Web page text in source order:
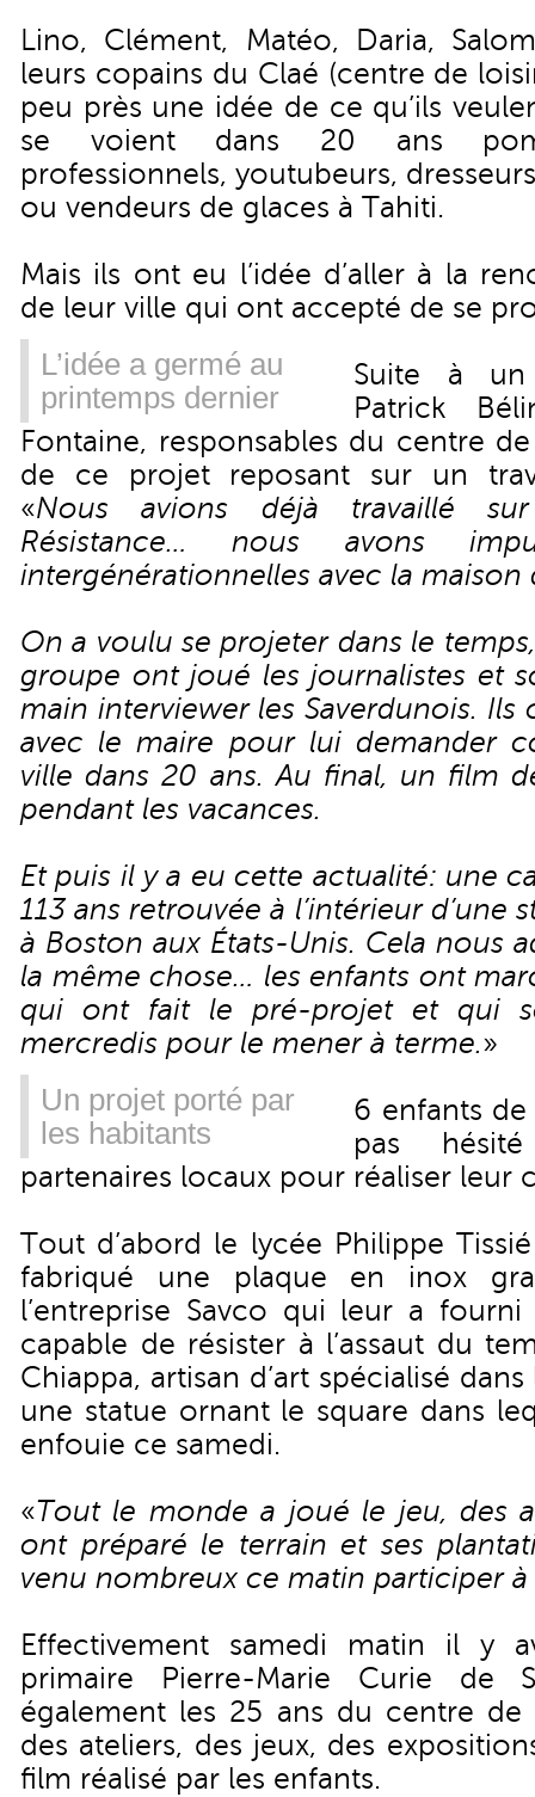
Lino, Clément, Matéo, Daria,
leurs copains du Claé (centre de
peu près une idée de ce qu’ils
se voient dans 20 ans
professionnels, youtubeurs,
ou vendeurs de glaces à Tahiti.
Mais ils ont eu l’idée d’aller à la
de leur ville qui ont accepté de se
L’idée a germé au
printemps dernier
Suite à un
Patrick
Fontaine, responsables du centre
de ce projet reposant sur un
«Nous avions déjà travaillé
Résistance… nous avons
intergénérationnelles avec la maison
On a voulu se projeter dans le
groupe ont joué les journalistes et
main interviewer les Saverdunois.
avec le maire pour lui demander
ville dans 20 ans. Au final, un film
pendant les vacances.
Et puis il y a eu cette actualité: une
113 ans retrouvée à l’intérieur d’une
à Boston aux États-Unis. Cela nous
la même chose… les enfants ont
qui ont fait le pré-projet et qui
mercredis pour le mener à terme.»
Un projet porté par
les habitants
6 enfants de
pas
partenaires locaux pour réaliser leur
Tout d’abord le lycée Philippe
fabriqué une plaque en inox
l’entreprise Savco qui leur a
capable de résister à l’assaut du
Chiappa, artisan d’art spécialisé
une statue ornant le square dans
enfouie ce samedi.
«Tout le monde a joué le jeu, des
ont préparé le terrain et ses
venu nombreux ce matin participer à
Effectivement samedi matin il y
primaire Pierre-Marie Curie de
également les 25 ans du centre
des ateliers, des jeux, des
film réalisé par les enfants.